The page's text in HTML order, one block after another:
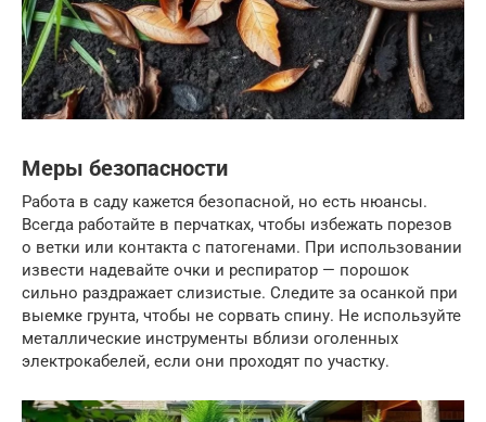
Меры безопасности
Работа в саду кажется безопасной, но есть нюансы.
Всегда работайте в перчатках, чтобы избежать порезов
о ветки или контакта с патогенами. При использовании
извести надевайте очки и респиратор — порошок
сильно раздражает слизистые. Следите за осанкой при
выемке грунта, чтобы не сорвать спину. Не используйте
металлические инструменты вблизи оголенных
электрокабелей, если они проходят по участку.